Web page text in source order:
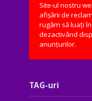
Site-ul nostru
afișării de
rugăm să luați
dezactivând
anunțurilor.
TAG-uri